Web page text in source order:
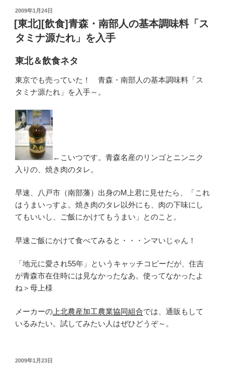
投
稿
日:
2009年1月24日
[東北][飲食]青森・南部人の基本調味料「ス
タミナ源たれ」を入手
東北＆飲食ネタ
東京でも売っていた！ 青森・南部人の基本調味料「ス
タミナ源たれ」を入手～。
←こいつです。青森名産のリンゴとニンニク
入りの、焼き肉のタレ。
早速、八戸市（南部藩）出身のM上君に見せたら、「これ
はうまいっすよ。焼き肉のタレ以外にも、肉の下味にし
てもいいし、ご飯にかけてもうまい」とのこと。
早速ご飯にかけて食べてみると・・・ンマいじゃん！
「地元に愛され55年」というキャッチコピーだが、住吉
が青森市在住時には見なかったなあ。使ってなかったよ
ね＞母上様
メーカーの 上北農産加工農業協同組合では、通販もして
いるみたい。試してみたい人はぜひどうぞ～。
投
2009年1月23日